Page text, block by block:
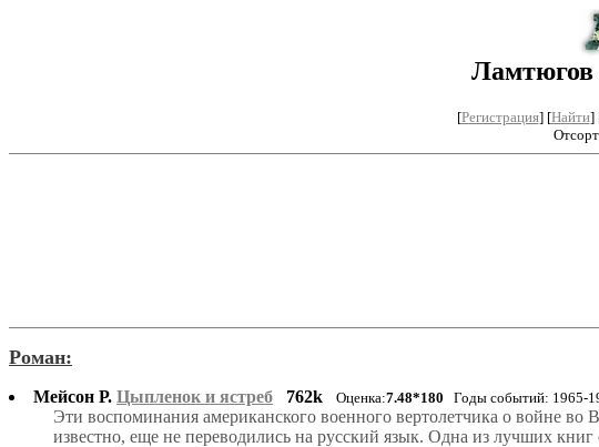
Ламтюгов
[Регистрация] [Найти]
Роман:
Мейсон Р. Цыпленок и ястреб 762k Оценка:7.48*180 Годы событий: 1965-
Эти воспоминания американского военного вертолетчика о войне
известно, еще не переводились на русский язык. Одна из лучших